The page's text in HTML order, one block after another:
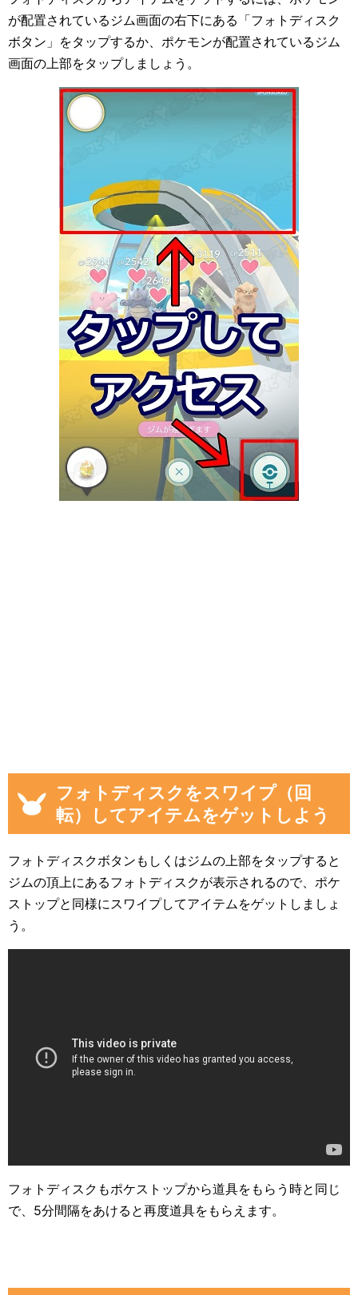
が配置されているジム画面の右下にある「フォトディスク
ボタン」をタップするか、ポケモンが配置されているジム
画面の上部をタップしましょう。
フォトディスクをスワイプ（回
転）してアイテムをゲットしよう
フォトディスクボタンもしくはジムの上部をタップすると
ジムの頂上にあるフォトディスクが表示されるので、ポケ
ストップと同様にスワイプしてアイテムをゲットしましょ
う。
フォトディスクもポケストップから道具をもらう時と同じ
で、5分間隔をあけると再度道具をもらえます。